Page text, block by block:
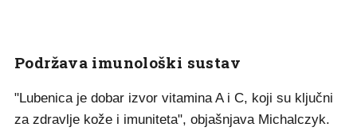
Podržava imunološki sustav
"Lubenica je dobar izvor vitamina A i C, koji su ključni
za zdravlje kože i imuniteta", objašnjava Michalczyk.